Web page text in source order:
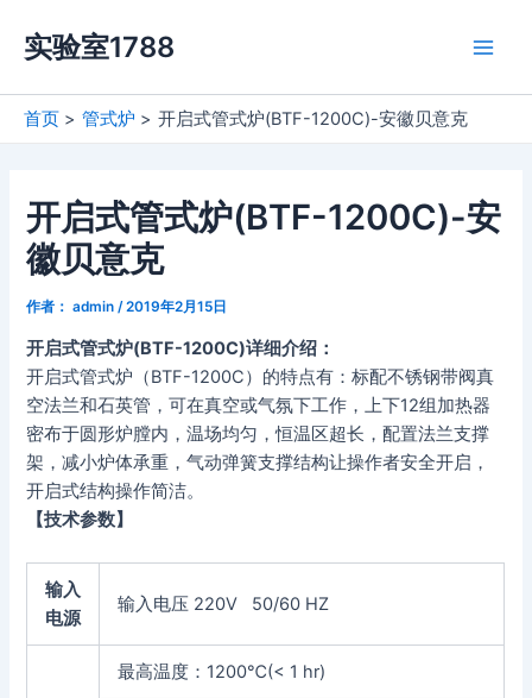
容
实验室1788
首页 管式炉 开启式管式炉(BTF-1200C)-安徽贝意克
开启式管式炉(BTF-1200C)-安
徽贝意克
作者： admin /2019年2月15日
开启式管式炉(BTF-1200C)详细介绍：
开启式管式炉（BTF-1200C）的特点有：标配不锈钢带阀真
空法兰和石英管，可在真空或气氛下工作，上下12组加热器
密布于圆形炉膛内，温场均匀，恒温区超长，配置法兰支撑
架，减小炉体承重，气动弹簧支撑结构让操作者安全开启，
开启式结构操作简洁。
【技术参数】
输入
电源
输入电压 220V 50/60 HZ
最高温度：1200℃(< 1 hr)